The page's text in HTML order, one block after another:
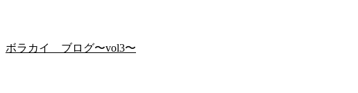
ボラカイ ブログ〜vol3〜